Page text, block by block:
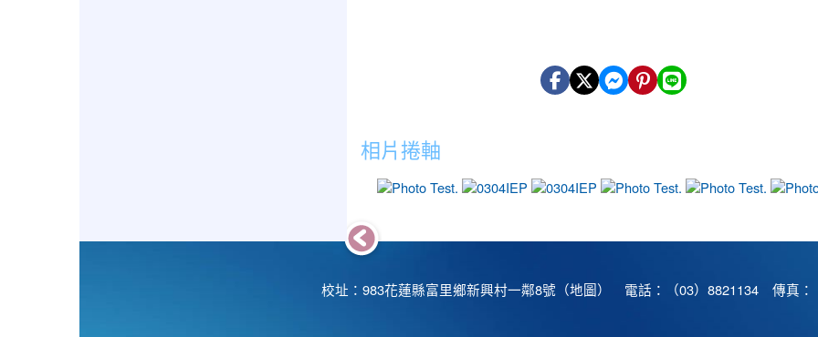
相片捲軸
photo-13 photo-18 photo-17 photo-7 photo-6
校址：983花蓮縣富里鄉新興村一鄰8號（地圖） 電話：（03）8821134 傳真：